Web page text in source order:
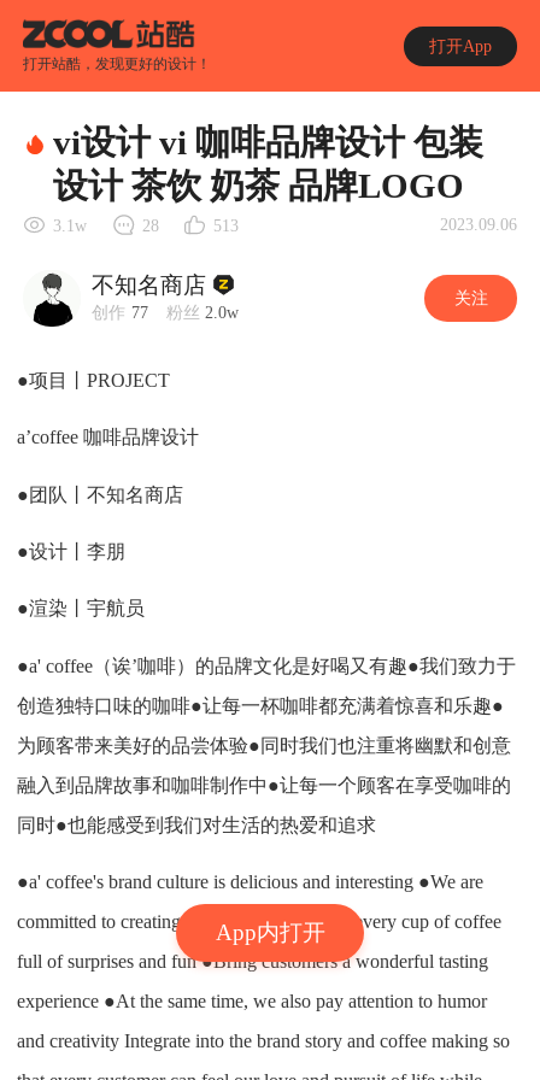
打开站酷，发现更好的设计！
打开App
App内打开
vi设计 vi 咖啡品牌设计 包装
设计 茶饮 奶茶 品牌LOGO
3.1w 28 513 2023.09.06
不知名商店
创作 77 粉丝 2.0w
关注
●项目丨PROJECT
a’coffee 咖啡品牌设计
●团队丨不知名商店
●设计丨李朋
●渲染丨宇航员
●a' coffee（诶’咖啡）的品牌文化是好喝又有趣●我们致力于
创造独特口味的咖啡●让每一杯咖啡都充满着惊喜和乐趣●
为顾客带来美好的品尝体验●同时我们也注重将幽默和创意
融入到品牌故事和咖啡制作中●让每一个顾客在享受咖啡的
同时●也能感受到我们对生活的热爱和追求
●a' coffee's brand culture is delicious and interesting ●We are
committed to creating unique coffee ●Make every cup of coffee
full of surprises and fun ●Bring customers a wonderful tasting
experience ●At the same time, we also pay attention to humor
and creativity Integrate into the brand story and coffee making so